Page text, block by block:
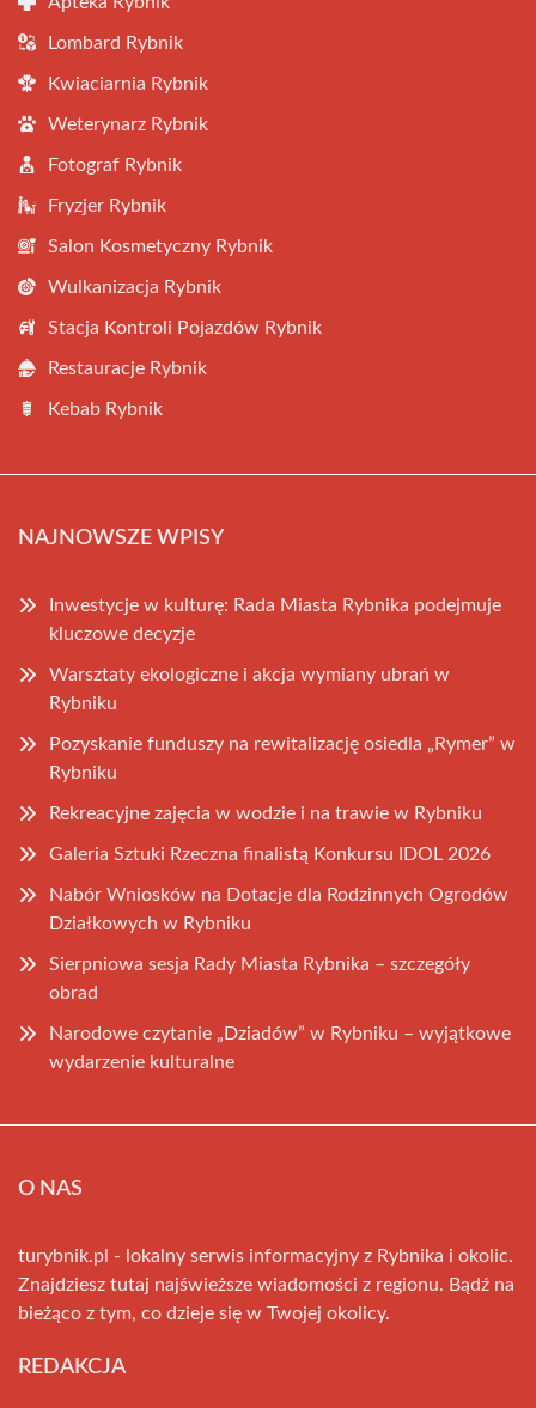
Lombard Rybnik
Kwiaciarnia Rybnik
Weterynarz Rybnik
Fotograf Rybnik
Fryzjer Rybnik
Salon Kosmetyczny Rybnik
Wulkanizacja Rybnik
Stacja Kontroli Pojazdów Rybnik
Restauracje Rybnik
Kebab Rybnik
NAJNOWSZE WPISY
Inwestycje w kulturę: Rada Miasta Rybnika podejmuje
kluczowe decyzje
Warsztaty ekologiczne i akcja wymiany ubrań w
Rybniku
Pozyskanie funduszy na rewitalizację osiedla „Rymer” w
Rybniku
Rekreacyjne zajęcia w wodzie i na trawie w Rybniku
Galeria Sztuki Rzeczna finalistą Konkursu IDOL 2026
Nabór Wniosków na Dotacje dla Rodzinnych Ogrodów
Działkowych w Rybniku
Sierpniowa sesja Rady Miasta Rybnika – szczegóły
obrad
Narodowe czytanie „Dziadów” w Rybniku – wyjątkowe
wydarzenie kulturalne
O NAS
turybnik.pl - lokalny serwis informacyjny z Rybnika i okolic.
Znajdziesz tutaj najświeższe wiadomości z regionu. Bądź na
bieżąco z tym, co dzieje się w Twojej okolicy.
REDAKCJA